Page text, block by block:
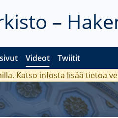
–
Videot Twiitit
Katso infosta lisää tietoa